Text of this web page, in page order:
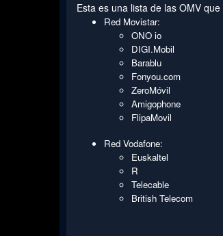
Esta es una lista de las OMV
Red Movistar:
ONO io
DIGI.Mobil
Barablu
Fonyou.com
ZeroMóvil
Amigophone
FlipaMovil
Red Vodafone:
Euskaltel
R
Telecable
British Telecom